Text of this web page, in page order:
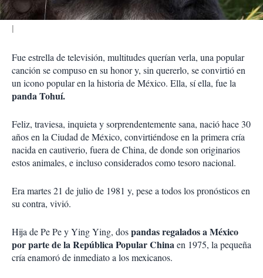
Fue estrella de televisión, multitudes querían verla, una popular
canción se compuso en su honor y, sin quererlo, se convirtió en
un icono popular en la historia de México. Ella, sí ella, fue la
panda Tohuí.
Feliz, traviesa, inquieta y sorprendentemente sana, nació hace 30
años en la Ciudad de México, convirtiéndose en la primera cría
nacida en cautiverio, fuera de China, de donde son originarios
estos animales, e incluso considerados como tesoro nacional.
Era martes 21 de julio de 1981 y, pese a todos los pronósticos en
su contra, vivió.
Hija de Pe Pe y Ying Ying, dospandas regalados a México
por parte de la República Popular Chinaen 1975, la pequeña
cría enamoró de inmediato a los mexicanos.